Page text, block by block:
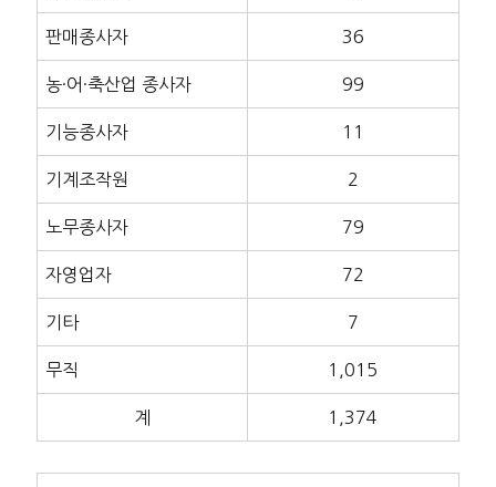
판매종사자 36
농·어·축산업 종사자 99
기능종사자 11
기계조작원 2
노무종사자 79
자영업자 72
기타 7
무직 1,015
계 1,374